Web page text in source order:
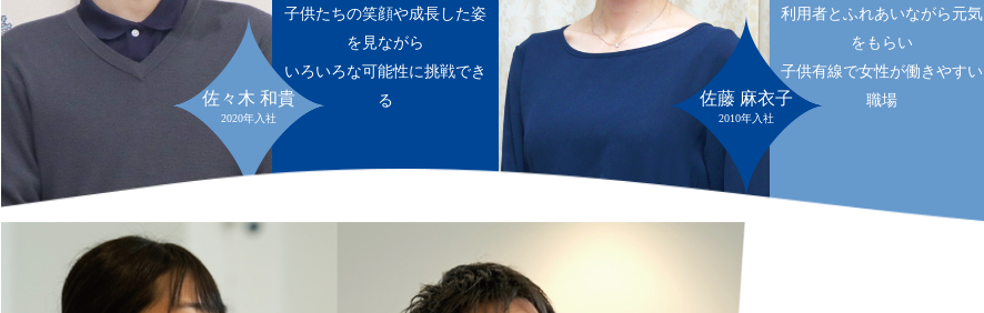
子供たちの笑顔や成長した姿
を見ながら
いろいろな可能性に挑戦でき
る
佐々木 和貴
2020年入社
利用者とふれあいながら元気
をもらい
子供有線で女性が働きやすい
職場
佐藤 麻衣子
2010年入社